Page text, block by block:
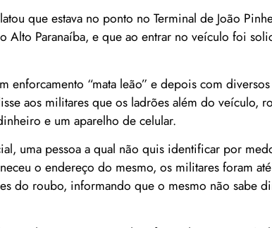
que estava no ponto no Terminal de João
Alto Paranaíba, e que ao entrar no veículo foi
enforcamento “mata leão” e depois com
aos militares que os ladrões além do veículo,
e um aparelho de celular.
uma pessoa a qual não quis identificar por
o endereço do mesmo, os militares foram
do roubo, informando que o mesmo não sabe